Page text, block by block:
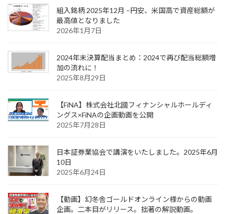
組入銘柄 2025年12月 –円安、米国高で資産総額が
最高値となりました
2026年1月7日
2024年末決算配当まとめ：2024で再び配当総額増
加の流れに！
2025年8月29日
【FiNA】株式会社北國フィナンシャルホールディ
ングス×FiNAの企画動画を公開
2025年7月28日
日本証券業協会で講演をいたしました。2025年6月
10日
2025年6月24日
【動画】幻冬舎ゴールドオンライン様からの動画
企画。二本目がリリース。拙著の解説動画。